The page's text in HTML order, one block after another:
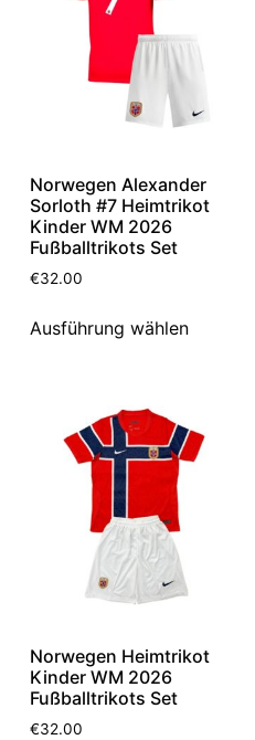
Norwegen Alexander
Sorloth #7 Heimtrikot
Kinder WM 2026
Fußballtrikots Set
€32.00
Ausführung wählen
Norwegen Heimtrikot
Kinder WM 2026
Fußballtrikots Set
€32.00